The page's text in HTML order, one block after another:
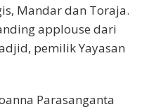
Mandar dan Toraja.
applouse dari
pemilik Yayasan
Parasanganta